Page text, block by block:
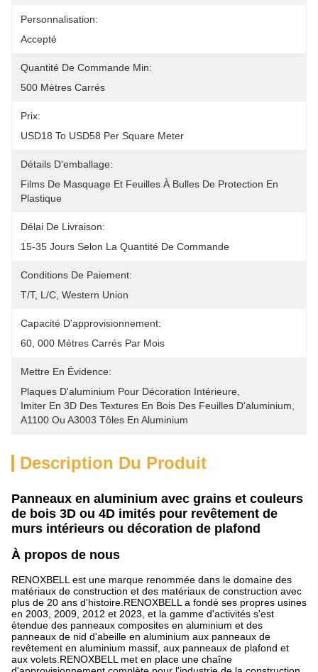
Personnalisation:
Accepté
Quantité De Commande Min:
500 Mètres Carrés
Prix:
USD18 To USD58 Per Square Meter
Détails D'emballage:
Films De Masquage Et Feuilles À Bulles De Protection En
Plastique
Délai De Livraison:
15-35 Jours Selon La Quantité De Commande
Conditions De Paiement:
T/T, L/C, Western Union
Capacité D'approvisionnement:
60, 000 Mètres Carrés Par Mois
Mettre En Évidence:
Plaques D'aluminium Pour Décoration Intérieure
Imiter En 3D Des Textures En Bois Des Feuilles D'aluminium
A1100 Ou A3003 Tôles En Aluminium
Description Du Produit
Panneaux en aluminium avec grains et couleurs
de bois 3D ou 4D imités pour revêtement de
murs intérieurs ou décoration de plafond
À propos de nous
RENOXBELL est une marque renommée dans le domaine des
matériaux de construction et des matériaux de construction avec
plus de 20 ans d'histoire.RENOXBELL a fondé ses propres usines
en 2003, 2009, 2012 et 2023, et la gamme d'activités s'est
étendue des panneaux composites en aluminium et des
panneaux de nid d'abeille en aluminium aux panneaux de
revêtement en aluminium massif, aux panneaux de plafond et
aux volets.RENOXBELL met en place une chaîne